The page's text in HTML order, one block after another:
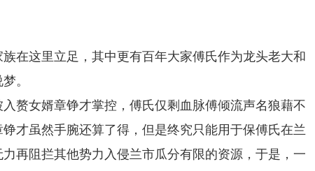
在这里立足，其中更有百年大家傅氏作为龙头老大和
。
赘女婿章铮才掌控，傅氏仅剩血脉傅倾流声名狼藉不
才虽然手腕还算了得，但是终究只能用于保傅氏在兰
再阻拦其他势力入侵兰市瓜分有限的资源，于是，一